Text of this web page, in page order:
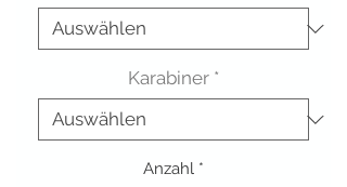
Karabiner *
Anzahl *